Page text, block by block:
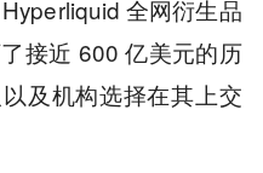
全网衍生品
接近 600 亿美元的历
及机构选择在其上交